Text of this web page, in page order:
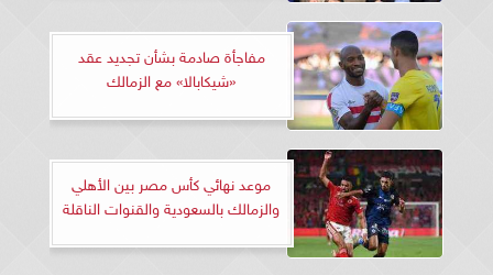
مفاجأة صادمة بشأن تجديد عقد
«شيكابالا» مع الزمالك
موعد نهائي كأس مصر بين الأهلي
والزمالك بالسعودية والقنوات الناقلة